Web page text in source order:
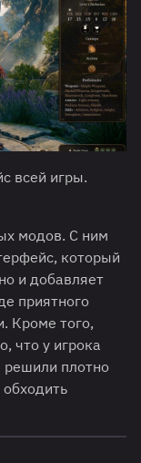
всей игры.
модов. С ним
который
и добавляет
приятного
Кроме того,
что у игрока
плотно